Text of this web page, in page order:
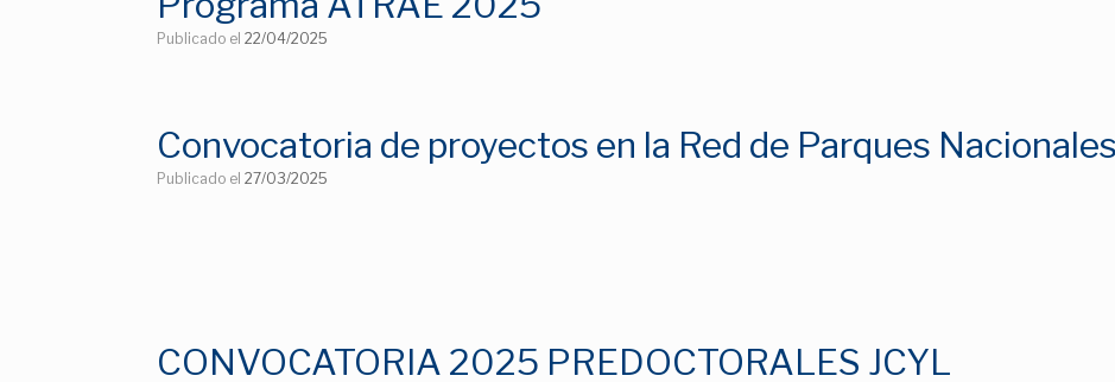
Publicado el 22/04/2025
Convocatoria de proyectos en la Red de Parques
Publicado el 27/03/2025
CONVOCATORIA 2025 PREDOCTORALES JCYL